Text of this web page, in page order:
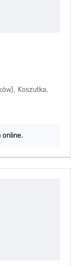
Koszutka,
online.